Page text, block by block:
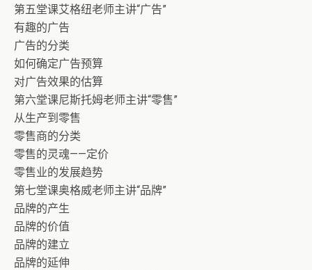
第五堂课艾格纽老师主讲“广告”
有趣的广告
广告的分类
如何确定广告预算
对广告效果的估算
第六堂课尼斯托姆老师主讲“零售”
从生产到零售
零售商的分类
零售的灵魂——定价
零售业的发展趋势
第七堂课奥格威老师主讲“品牌”
品牌的产生
品牌的价值
品牌的建立
品牌的延伸